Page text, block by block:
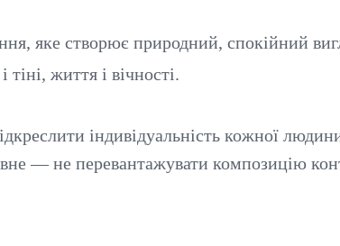
яке створює природний, спокійний
життя і вічності.
індивідуальність кожної
— не перевантажувати композицію